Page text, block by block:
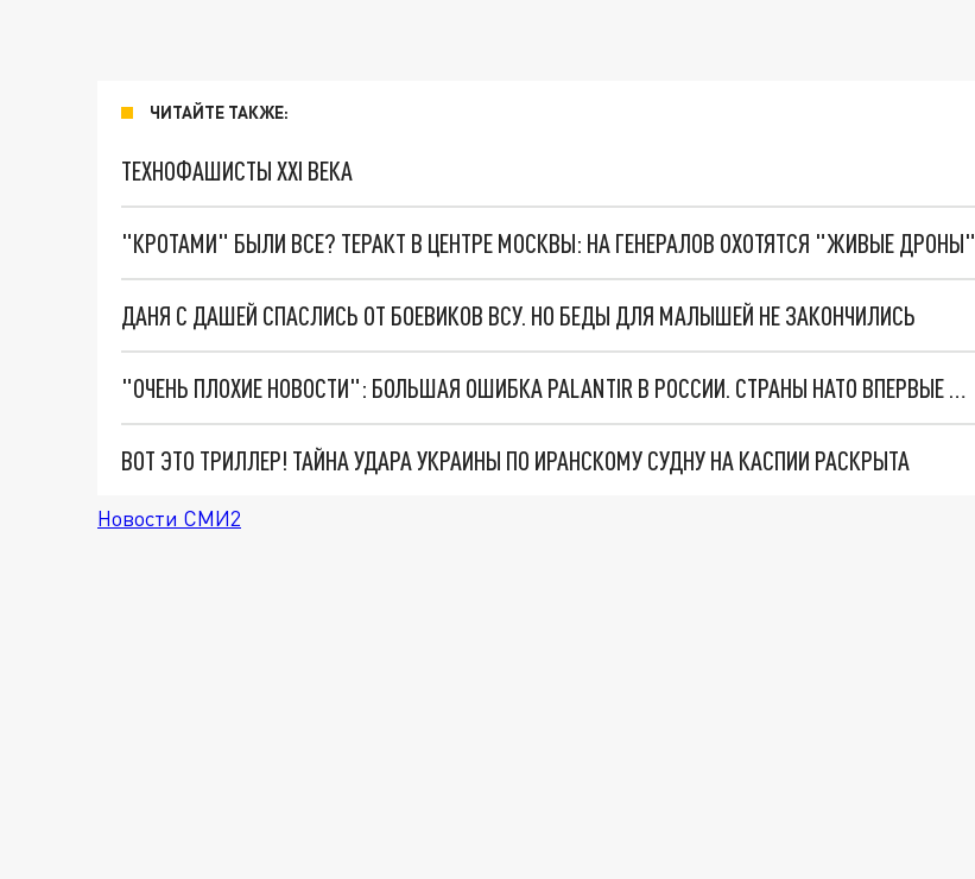
ЧИТАЙТЕ ТАКЖЕ:
ТЕХНОФАШИСТЫ XXI ВЕКА
"КРОТАМИ" БЫЛИ ВСЕ? ТЕРАКТ В ЦЕНТРЕ МОСКВЫ: НА ГЕНЕРАЛОВ ОХОТЯТСЯ "ЖИВЫЕ ДРОНЫ"
ДАНЯ С ДАШЕЙ СПАСЛИСЬ ОТ БОЕВИКОВ ВСУ. НО БЕДЫ ДЛЯ МАЛЫШЕЙ НЕ ЗАКОНЧИЛИСЬ
"ОЧЕНЬ ПЛОХИЕ НОВОСТИ": БОЛЬШАЯ ОШИБКА PALANTIR В РОССИИ. СТРАНЫ НАТО ВПЕРВЫЕ ЗА СВО ОСТАНОВИЛИ ПОСТАВКИ ОРУЖИЯ. ВСУ ТЕРЯЮТ ПРИГРАНИЧЬЕ?
ВОТ ЭТО ТРИЛЛЕР! ТАЙНА УДАРА УКРАИНЫ ПО ИРАНСКОМУ СУДНУ НА КАСПИИ РАСКРЫТА
Новости СМИ2